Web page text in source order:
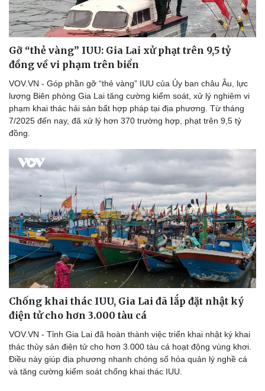
Gỡ “thẻ vàng” IUU: Gia Lai xử phạt trên 9,5 tỷ
đồng về vi phạm trên biển
VOV.VN - Góp phần gỡ “thẻ vàng” IUU của Ủy ban châu Âu, lực
lượng Biên phòng Gia Lai tăng cường kiểm soát, xử lý nghiêm vi
phạm khai thác hải sản bất hợp pháp tại địa phương. Từ tháng
7/2025 đến nay, đã xử lý hơn 370 trường hợp, phạt trên 9,5 tỷ
đồng.
Chống khai thác IUU, Gia Lai đã lắp đặt nhật ký
điện tử cho hơn 3.000 tàu cá
VOV.VN - Tỉnh Gia Lai đã hoàn thành việc triển khai nhật ký khai
thác thủy sản điện tử cho hơn 3.000 tàu cá hoạt động vùng khơi.
Điều này giúp địa phương nhanh chóng số hóa quản lý nghề cá
và tăng cường kiểm soát chống khai thác IUU.